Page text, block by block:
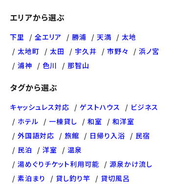
エリアから選ぶ
下里 全エリア 勝浦 天満
太地
太地町
太田 宇久井 市野々
浜ノ宮
浦神
色川 那智山
タグから選ぶ
キャッシュレス対応 ゲストハウス
ビジネス
ホテル
一棟貸し 和室
和洋室
外国語対応
旅館 日帰り入浴
民宿
民泊
洋室
温泉
湯めぐりチケット利用可能
源泉かけ流し
素泊まり
貸し釣り竿
貸切風呂